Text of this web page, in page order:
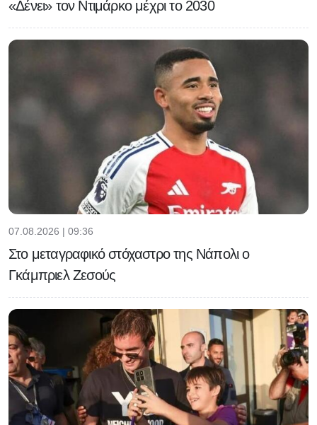
«Δένει» τον Ντιμάρκο μέχρι το 2030
07.08.2026 | 09:36
Στο μεταγραφικό στόχαστρο της Νάπολι ο
Γκάμπριελ Ζεσούς